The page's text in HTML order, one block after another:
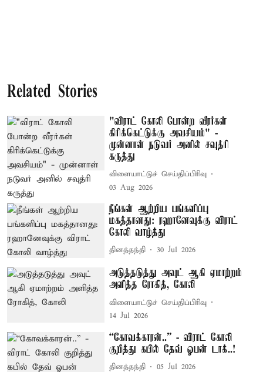
Related Stories
"விராட் கோலி போன்ற வீரர்கள்
கிரிக்கெட்டுக்கு அவசியம்" -
முன்னாள் நடுவர் அனில் சவுத்ரி
கருத்து
விளையாட்டுச் செய்திப்பிரிவு
03 Aug 2026
நீங்கள் ஆற்றிய பங்களிப்பு
மகத்தானது: ரஹானேவுக்கு விராட்
கோலி வாழ்த்து
தினத்தந்தி 30 Jul 2026
அடுத்தடுத்து அவுட் ஆகி ஏமாற்றம்
அளித்த ரோகித், கோலி
விளையாட்டுச் செய்திப்பிரிவு
14 Jul 2026
“கோவக்காரன்..” - விராட் கோலி
குறித்து கபில் தேவ் ஓபன் டாக்..!
தினத்தந்தி 05 Jul 2026